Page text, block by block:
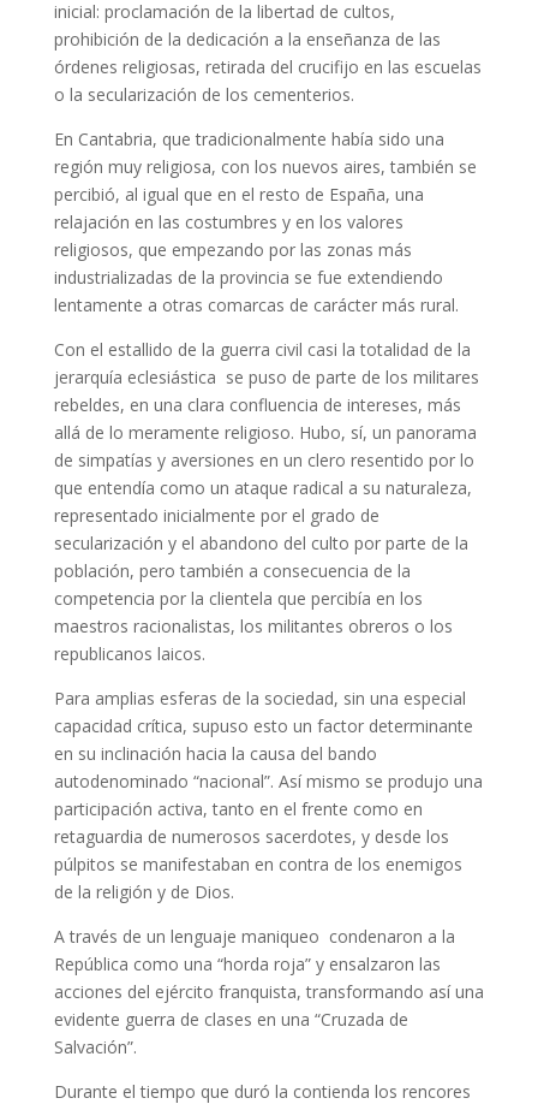
inicial: proclamación de la libertad de cultos,
prohibición de la dedicación a la enseñanza de las
órdenes religiosas, retirada del crucifijo en las escuelas
o la secularización de los cementerios.
En Cantabria, que tradicionalmente había sido una
región muy religiosa, con los nuevos aires, también se
percibió, al igual que en el resto de España, una
relajación en las costumbres y en los valores
religiosos, que empezando por las zonas más
industrializadas de la provincia se fue extendiendo
lentamente a otras comarcas de carácter más rural.
Con el estallido de la guerra civil casi la totalidad de la
jerarquía eclesiástica se puso de parte de los militares
rebeldes, en una clara confluencia de intereses, más
allá de lo meramente religioso. Hubo, sí, un panorama
de simpatías y aversiones en un clero resentido por lo
que entendía como un ataque radical a su naturaleza,
representado inicialmente por el grado de
secularización y el abandono del culto por parte de la
población, pero también a consecuencia de la
competencia por la clientela que percibía en los
maestros racionalistas, los militantes obreros o los
republicanos laicos.
Para amplias esferas de la sociedad, sin una especial
capacidad crítica, supuso esto un factor determinante
en su inclinación hacia la causa del bando
autodenominado “nacional”. Así mismo se produjo una
participación activa, tanto en el frente como en
retaguardia de numerosos sacerdotes, y desde los
púlpitos se manifestaban en contra de los enemigos
de la religión y de Dios.
A través de un lenguaje maniqueo condenaron a la
República como una “horda roja” y ensalzaron las
acciones del ejército franquista, transformando así una
evidente guerra de clases en una “Cruzada de
Salvación”.
Durante el tiempo que duró la contienda los rencores